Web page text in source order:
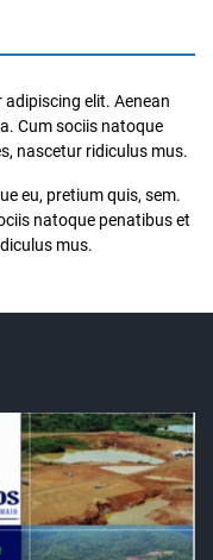
elit. Aenean
Cum sociis natoque
nascetur ridiculus mus.
eu, pretium quis, sem.
natoque penatibus et
mus.